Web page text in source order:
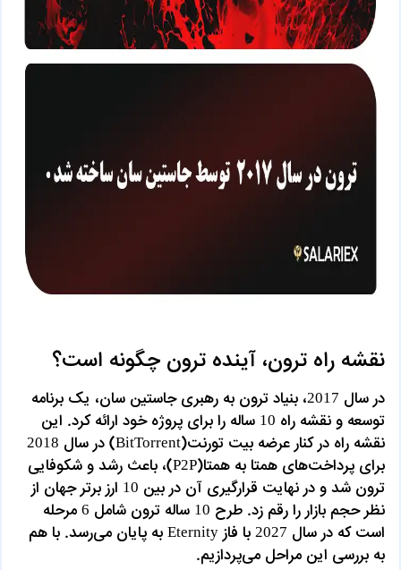
نقشه راه ترون، آینده ترون چگونه است؟
در سال 2017، بنیاد ترون به رهبری جاستین سان، یک برنامه
توسعه و نقشه راه 10 ساله را برای پروژه خود ارائه کرد. این
نقشه راه در کنار عرضه بیت تورنت(BitTorrent) در سال 2018
برای پرداخت‌های همتا به همتا(P2P)، باعث رشد و شکوفایی
ترون شد و در نهایت قرارگیری آن در بین 10 ارز برتر جهان از
نظر حجم بازار را رقم زد. طرح 10 ساله ترون شامل 6 مرحله
است که در سال 2027 با فاز Eternity به پایان می‌رسد. با هم
به بررسی این مراحل می‌پردازیم.